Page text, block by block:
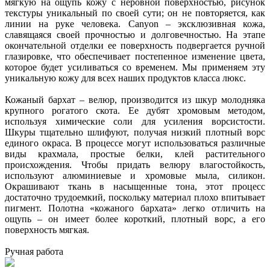
текстуры уникальный по своей сути; он не повторяется, как
линии на руке человека. Canyon – эксклюзивная кожа,
славящаяся своей прочностью и долговечностью. На этапе
окончательной отделки ее поверхность подвергается ручной
глазировке, что обеспечивает постепенное изменение цвета,
которое будет усиливаться со временем. Мы применяем эту
уникальную кожу для всех наших продуктов класса люкс.
Кожаный бархат – велюр, производится из шкур молодняка
крупного рогатого скота. Ее дубят хромовым методом,
используя химические соли для усиления ворсистости.
Шкуры тщательно шлифуют, получая низкий плотный ворс
единого окраса. В процессе могут использоваться различные
виды крахмала, простые белки, клей растительного
происхождения. Чтобы придать велюру влагостойкость,
используют алюминиевые и хромовые мыла, силикон.
Окрашивают ткань в насыщенные тона, этот процесс
достаточно трудоемкий, поскольку материал плохо впитывает
пигмент. Полотна «кожаного бархата» легко отличить на
ощупь – он имеет более короткий, плотный ворс, а его
поверхность мягкая.
Ручная работа